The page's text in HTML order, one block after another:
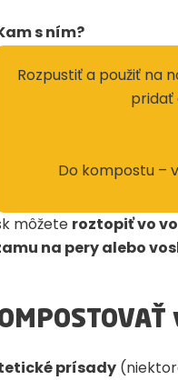
s ním?
Rozpustiť a použiť na
pridať
Do kompostu –
môžete roztopiť vo
na pery alebo
prísady